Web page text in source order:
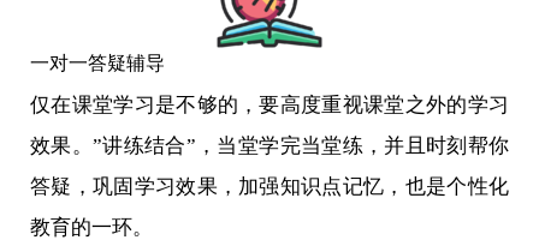
一对一答疑辅导
仅在课堂学习是不够的，要高度重视课堂之外的学习
效果。”讲练结合”，当堂学完当堂练，并且时刻帮你
答疑，巩固学习效果，加强知识点记忆，也是个性化
教育的一环。